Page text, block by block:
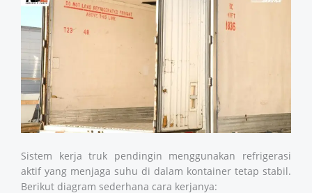
Sistem kerja truk pendingin menggunakan refrigerasi
aktif yang menjaga suhu di dalam kontainer tetap stabil.
Berikut diagram sederhana cara kerjanya: